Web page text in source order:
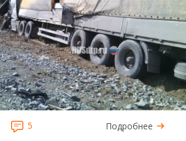
5 Подробнее